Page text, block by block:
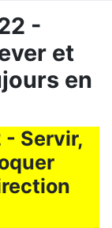
-
et
en
- Servir,